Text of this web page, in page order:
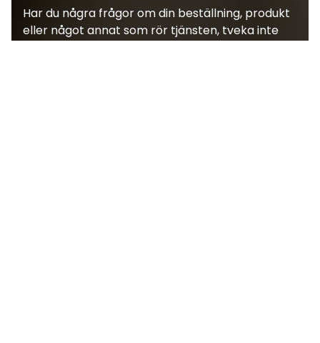
Har du några frågor om din beställning, produkt
eller något annat som rör tjänsten, tveka inte